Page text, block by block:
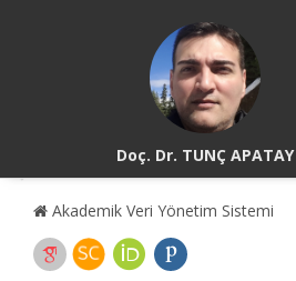
Doç. Dr. TUNÇ APATAY
Akademik Veri Yönetim Sistemi